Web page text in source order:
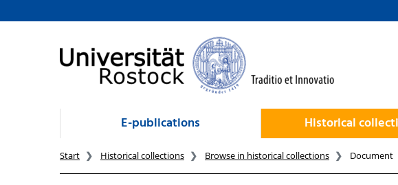
goto contents
E-publications Historical
Start Historical collections Browse in historical collections Document